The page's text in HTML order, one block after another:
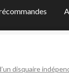
disquaire